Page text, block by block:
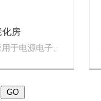
化房
于电源电子、
视器等领域。
结构可选隔离
设计方案，内